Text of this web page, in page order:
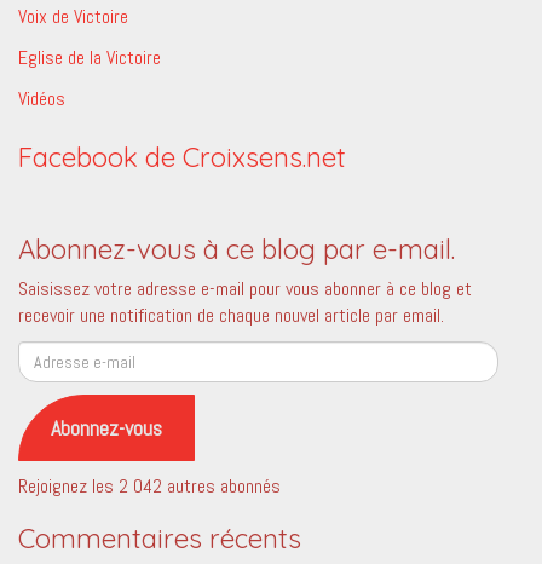
Voix de Victoire
Eglise de la Victoire
Vidéos
Facebook de Croixsens.net
Abonnez-vous à ce blog par e-mail.
Saisissez votre adresse e-mail pour vous abonner à ce blog et
recevoir une notification de chaque nouvel article par email.
Adresse
e-
mail
Abonnez-vous
Rejoignez les 2 042 autres abonnés
Commentaires récents